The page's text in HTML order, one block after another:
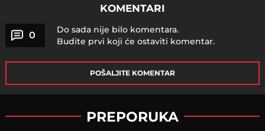
KOMENTARI
0
Do sada nije bilo komentara.
Budite prvi koji će ostaviti komentar.
POŠALJITE KOMENTAR
PREPORUKA